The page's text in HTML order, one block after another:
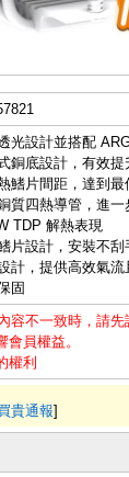
光設計並搭配
銅底設計，有效提
鰭片間距，達到最
質四熱導管，進
TDP 解熱表現
片設計，安裝不刮
計，提供高效氣流
固
容不一致時，請
員權益。
權利
貴通報]